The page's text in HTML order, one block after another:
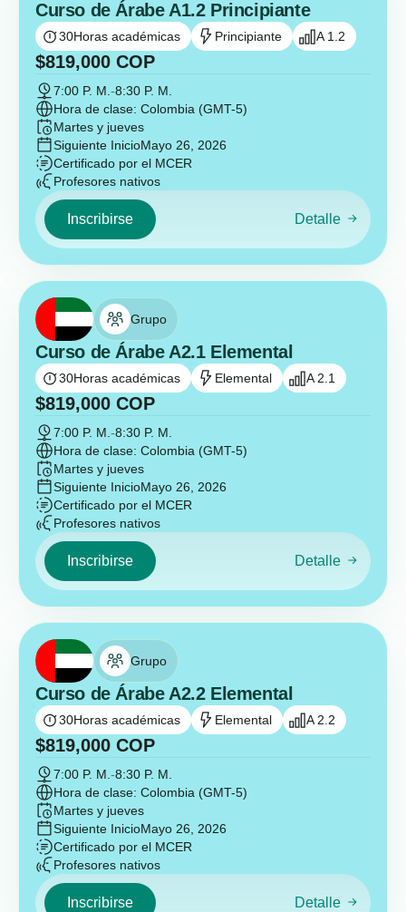
Curso de Árabe A1.2 Principiante
30Horas académicas Principiante A 1.2
$819,000 COP
7:00 P. M. -8:30 P. M.
Hora de clase: Colombia (GMT-5)
Martes y jueves
Siguiente InicioMayo 26, 2026
Certificado por el MCER
Profesores nativos
Inscribirse Detalle
Grupo
Curso de Árabe A2.1 Elemental
30Horas académicas Elemental A 2.1
$819,000 COP
7:00 P. M. -8:30 P. M.
Hora de clase: Colombia (GMT-5)
Martes y jueves
Siguiente InicioMayo 26, 2026
Certificado por el MCER
Profesores nativos
Inscribirse Detalle
Grupo
Curso de Árabe A2.2 Elemental
30Horas académicas Elemental A 2.2
$819,000 COP
7:00 P. M. -8:30 P. M.
Hora de clase: Colombia (GMT-5)
Martes y jueves
Siguiente InicioMayo 26, 2026
Certificado por el MCER
Profesores nativos
Inscribirse Detalle